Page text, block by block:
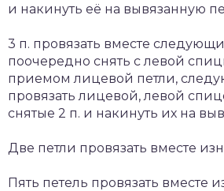
и накинуть её на вывязанную
3 п. провязать вместе
поочередно снять с левой
приемом лицевой петли,
провязать лицевой, левой
снятые 2 п. и накинуть их на
Две петли провязать вместе
Пять петель провязать вместе